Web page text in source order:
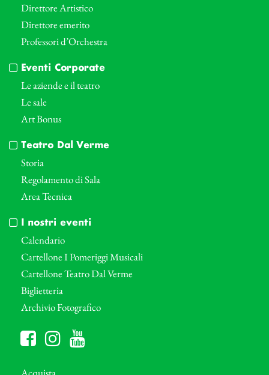
Direttore Artistico
Direttore emerito
Professori d’Orchestra
Eventi Corporate
Le aziende e il teatro
Le sale
Art Bonus
Teatro Dal Verme
Storia
Regolamento di Sala
Area Tecnica
I nostri eventi
Calendario
Cartellone I Pomeriggi Musicali
Cartellone Teatro Dal Verme
Biglietteria
Archivio Fotografico